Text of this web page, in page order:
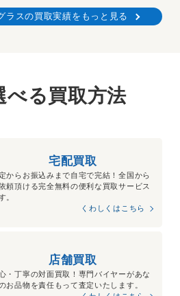
ラスの買取実績をもっと見る
べる買取方法
宅配買取
からお振込みまで自宅で完結！全国から
頼頂ける完全無料の便利な買取サービス
。
くわしくはこちら
店舗買取
・丁寧の対面買取！専門バイヤーがあな
お品物を責任もって査定いたします。